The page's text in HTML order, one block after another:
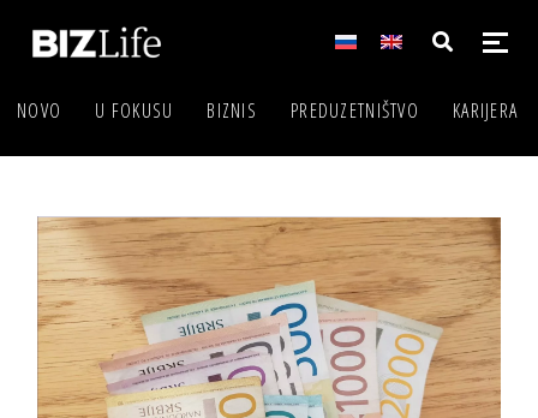
NOVO U FOKUSU BIZNIS PREDUZETNIŠTVO KARIJERA